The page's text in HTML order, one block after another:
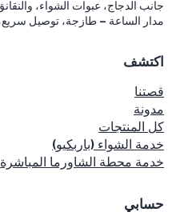
جانب الدجاج، عبوات الشواء،
مدار الساعة – طازجة، توصيل سريع، و100%
اكتشف
قصتنا
مدونة
كل المنتجات
خدمة الشواء (باربكيو)
خدمة محطة الشاورما المباشرة
حسابي